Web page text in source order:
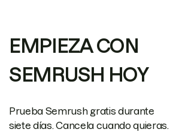
EMPIEZA CON
SEMRUSH HOY
Prueba Semrush gratis durante
siete días. Cancela cuando quieras.